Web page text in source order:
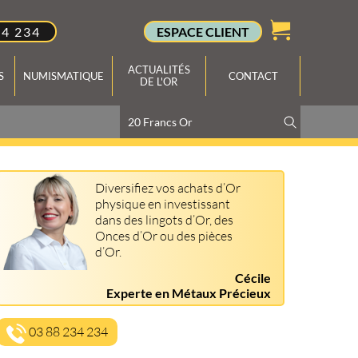
234 ESPACE CLIENT
NUMISMATIQUE
ACTUALITÉS
DE L'OR
CONTACT
Diversifiez vos achats d’Or
physique en investissant
dans des lingots d’Or, des
Onces d’Or ou des pièces
d’Or.
Cécile
Experte en Métaux Précieux
03 88 234 234